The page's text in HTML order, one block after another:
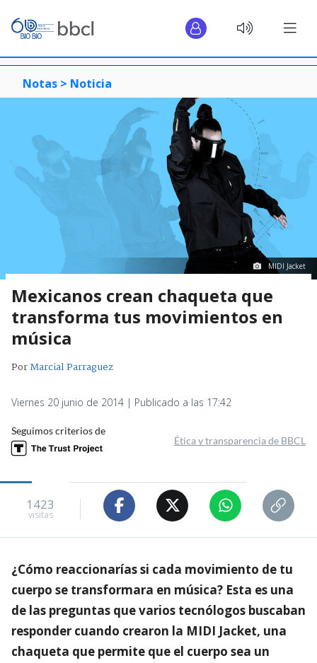
Notas > Noticia
MIDI Jacket
Mexicanos crean chaqueta que
transforma tus movimientos en
música
PorMarcial Parraguez
Viernes 20 junio de 2014 | Publicado a las 17:42
Seguimos criterios de
Ética y transparencia de BBCL
1423
visitas
¿Cómo reaccionarías si cada movimiento de tu
cuerpo se transformara en música? Esta es una
de las preguntas que varios tecnólogos buscaban
responder cuando crearon la MIDI Jacket, una
chaqueta que permite que el cuerpo sea un